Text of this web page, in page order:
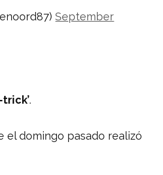
September
trick’.
el domingo pasado realizó